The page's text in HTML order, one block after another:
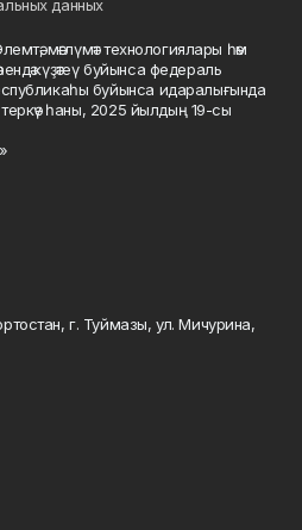
данных
мәғлүмәт технологиялары һәм
күҙәтеү буйынса федераль
буйынса идаралығында
теркәү һаны, 2025 йылдың 19-сы
г. Туймазы, ул. Мичурина,